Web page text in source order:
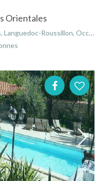
Orientales
Roussillon, Occitanie, France